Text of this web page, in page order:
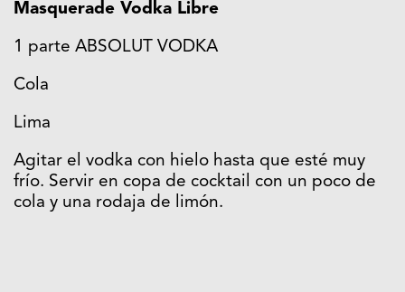
Masquerade Vodka Libre
1 parte ABSOLUT VODKA
Cola
Lima
Agitar el vodka con hielo hasta que esté muy
frío. Servir en copa de cocktail con un poco de
cola y una rodaja de limón.